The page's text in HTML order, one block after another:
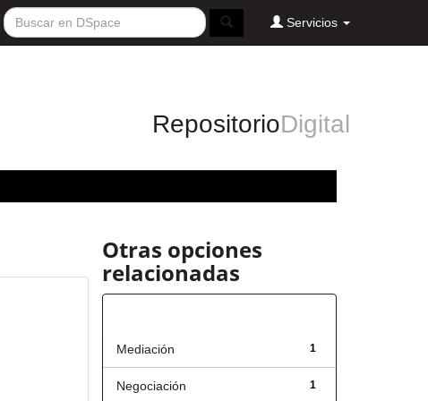
Servicios
RepositorioDigital
Otras opciones
relacionadas
1
Mediación
1
Negociación